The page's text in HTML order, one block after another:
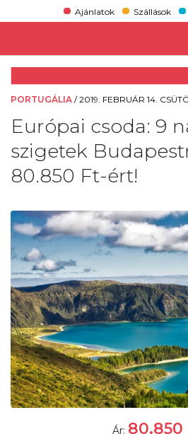
Ajánlatok Szállások
PORTUGÁLIA /2019. FEBRUÁR 14.
Európai csoda: 9
szigetek
80.850 Ft-ért!
Ár: 80.850